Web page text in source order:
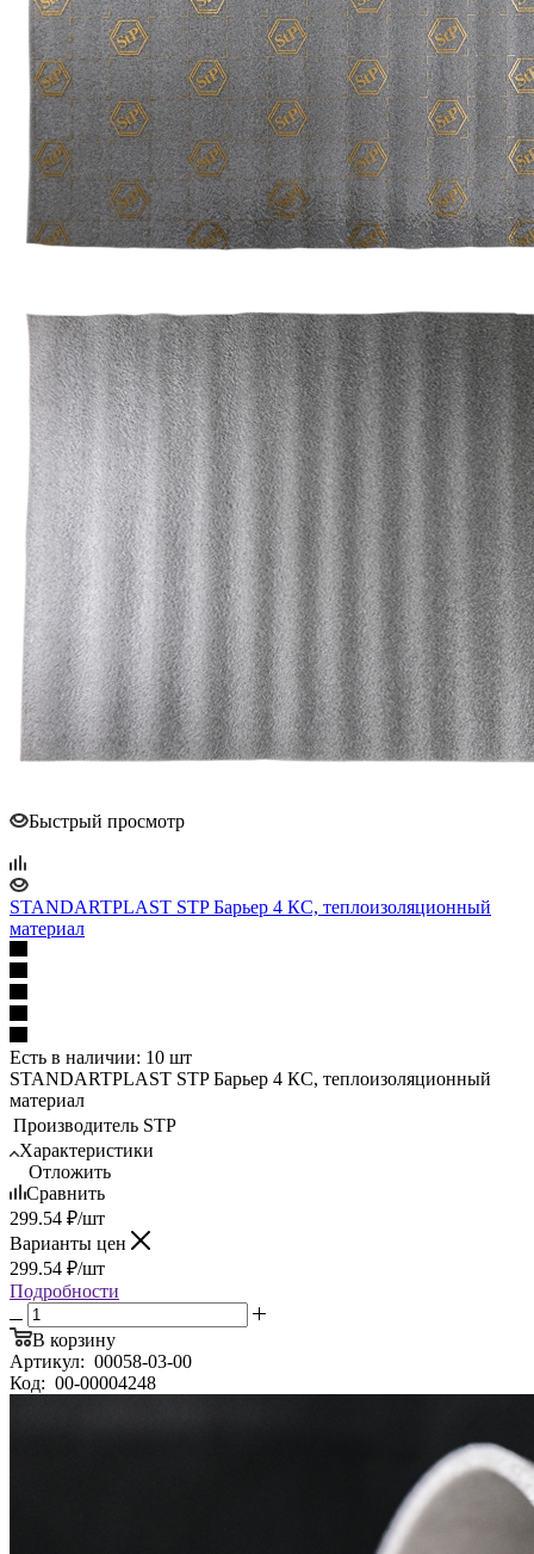
Быстрый просмотр
STANDARTPLAST STP Барьер 4 КС, теплоизоляционный
материал
Есть в наличии: 10 шт
STANDARTPLAST STP Барьер 4 КС, теплоизоляционный
материал
Производитель STP
Характеристики
Отложить
Сравнить
299.54 ₽/шт
Варианты цен
299.54 ₽/шт
Подробности
В корзину
Артикул: 00058-03-00
Код: 00-00004248